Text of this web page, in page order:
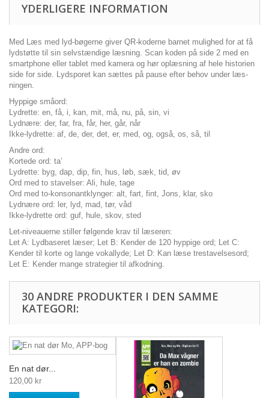
YDERLIGERE INFORMATION
Med Læs med lyd-bøgerne giver QR-koderne barnet mulighed for at få
lydstøtte til sin selvstændige læsning. Scan koden på side 2 med en
smartphone eller tablet med kamera og hør oplæsning af hele historien
side for side. Lydsporet kan sættes på pause efter behov under læs-
ningen.
Hyppige småord:
Lydrette: en, få, i, kan, mit, må, nu, på, sin, vi
Lydnære: der, far, fra, får, her, går, når
Ikke-lydrette: af, de, der, det, er, med, og, også, os, så, til
Andre ord:
Kortede ord: ta’
Lydrette: byg, dap, dip, fin, hus, løb, sæk, tid, øv
Ord med to stavelser: Ali, hule, tage
Ord med to-konsonantklynger: alt, fart, fint, Jons, klar, sko
Lydnære ord: ler, lyd, mad, tør, våd
Ikke-lydrette ord: guf, hule, skov, sted
Let-niveauerne stiller følgende krav til læseren:
Let A: Lydbaseret læser; Let B: Kender de 120 hyppige ord; Let C:
Kender til korte og lange vokallyde; Let D: Kan læse trestavelsesord;
Let E: Kender mange strategier til afkodning.
30 ANDRE PRODUKTER I DEN SAMME
KATEGORI:
En nat dør...
120,00 kr